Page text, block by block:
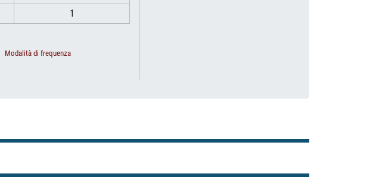
1
Modalità di frequenza